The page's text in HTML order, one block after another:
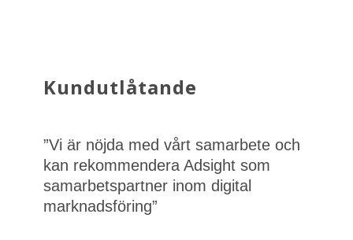
Kundutlåtande
”Vi är nöjda med vårt samarbete och
kan rekommendera Adsight som
samarbetspartner inom digital
marknadsföring”